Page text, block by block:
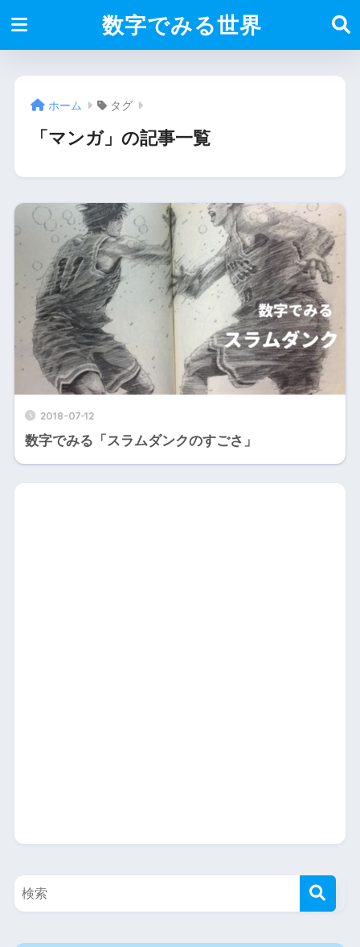
数字でみる世界
ホーム タグ
「マンガ」の記事一覧
2018-07-12
数字でみる「スラムダンクのすごさ」